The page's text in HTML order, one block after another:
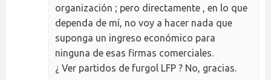
organización ; pero directamente , en lo que
dependa de mí, no voy a hacer nada que
suponga un ingreso económico para
ninguna de esas firmas comerciales.
¿ Ver partidos de furgol LFP ? No, gracias.